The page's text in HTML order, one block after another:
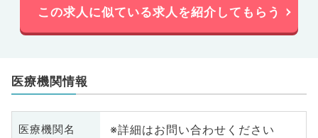
この求人に似ている求人を紹介してもらう
医療機関情報
医療機関名 ※詳細はお問い合わせください